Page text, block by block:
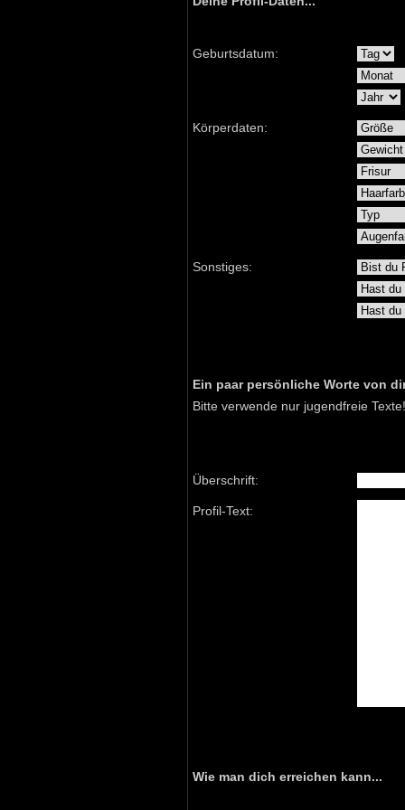
Geburtsdatum:
Körperdaten:
Sonstiges:
Ein paar persönliche Worte von
Bitte verwende nur jugendfreie Texte!
Überschrift:
Profil-Text:
Wie man dich erreichen kann...